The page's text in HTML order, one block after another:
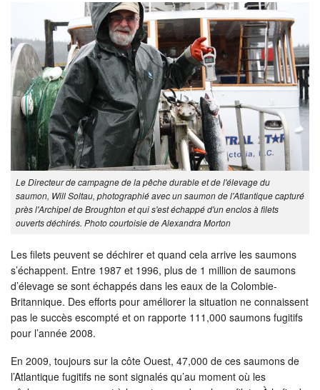
Le Directeur de campagne de la pêche durable et de l'élevage du
saumon, Will Soltau, photographié avec un saumon de l'Atlantique capturé
près l'Archipel de Broughton et qui s'est échappé d'un enclos à filets
ouverts déchirés. Photo courtoisie de Alexandra Morton
Les filets peuvent se déchirer et quand cela arrive les saumons
s’échappent. Entre 1987 et 1996, plus de 1 million de saumons
d’élevage se sont échappés dans les eaux de la Colombie-
Britannique. Des efforts pour améliorer la situation ne connaissent
pas le succès escompté et on rapporte 111,000 saumons fugitifs
pour l’année 2008.
En 2009, toujours sur la côte Ouest, 47,000 de ces saumons de
l’Atlantique fugitifs ne sont signalés qu’au moment où les